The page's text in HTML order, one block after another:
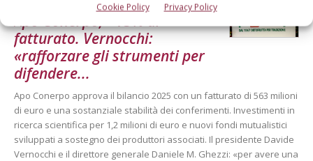
Cookie Policy Privacy Policy
Apo Conerpo, +15% di
fatturato. Vernocchi:
«rafforzare gli strumenti per
difendere...
Apo Conerpo approva il bilancio 2025 con un fatturato di 563 milioni
di euro e una sostanziale stabilità dei conferimenti. Investimenti in
ricerca scientifica per 1,2 milioni di euro e nuovi fondi mutualistici
sviluppati a sostegno dei produttori associati. Il presidente Davide
Vernocchi e il direttore generale Daniele M. Ghezzi: «per avere una